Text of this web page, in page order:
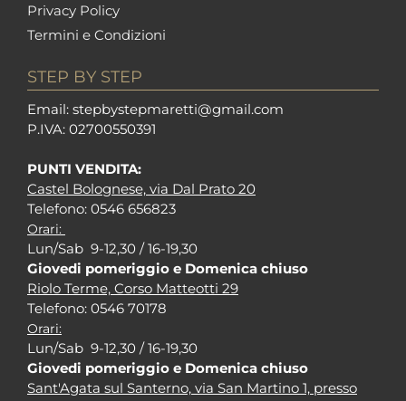
Privacy Policy
Termini e Condizioni
STEP BY STEP
Email: stepbystepmaretti@gmail.com
P.IVA: 02700550391
PUNTI VENDITA:
Castel Bolognese, via Dal Prato 20
Telefono: 0546 656823
Orari:
Lun/Sab 9-12,30 / 16-19,30
Giovedi pomeriggio e Domenica chiuso
Riolo Terme, Corso Matteotti 29
Telefono: 0546 70178
Orari:
Lun/Sab 9-12,30 / 16-19,30
Giovedi pomeriggio e Domenica chiuso
Sant'Agata sul Santerno, via San Martino 1, presso